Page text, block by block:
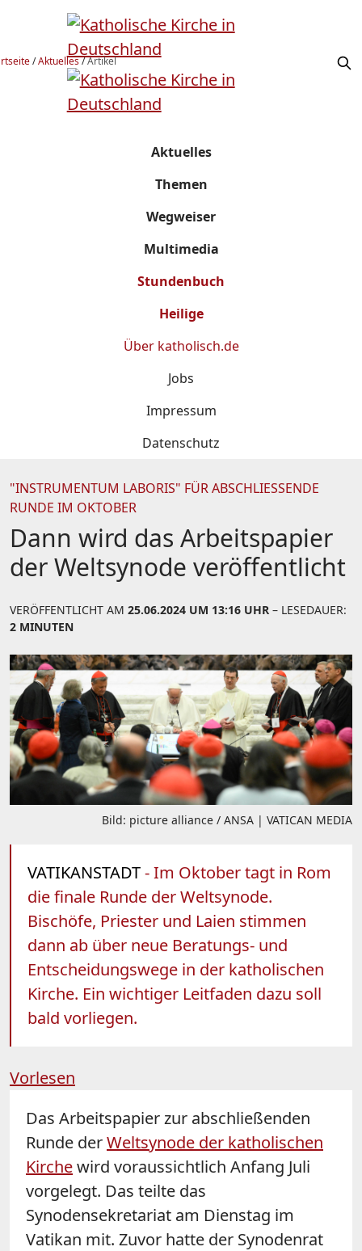
/Aktuelles/Artikel
Aktuelles
Themen
Wegweiser
Multimedia
Stundenbuch
Heilige
Über katholisch.de
Jobs
Impressum
Datenschutz
"INSTRUMENTUM LABORIS" FÜR ABSCHLIESSENDE R
UNDE IM OKTOBER
Dann wird das Arbeitspapier
der Weltsynode veröffentlicht
VERÖFFENTLICHT AM 25.06.2024 UM 13:16 UHR – LESEDAUER:
2 MINUTEN
Bild: picture alliance / ANSA | VATICAN MEDIA
VATIKANSTADT- Im Oktober tagt in Rom
die finale Runde der Weltsynode.
Bischöfe, Priester und Laien stimmen
dann ab über neue Beratungs- und
Entscheidungswege in der katholischen
Kirche. Ein wichtiger Leitfaden dazu soll
bald vorliegen.
Vorlesen
Das Arbeitspapier zur abschließenden
Runde derWeltsynode der katholischen
Kirchewird voraussichtlich Anfang Juli
vorgelegt. Das teilte das
Synodensekretariat am Dienstag im
Vatikan mit. Zuvor hatte der Synodenrat